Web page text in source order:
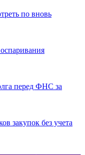
по вновь
перед ФНС за
закупок без учета